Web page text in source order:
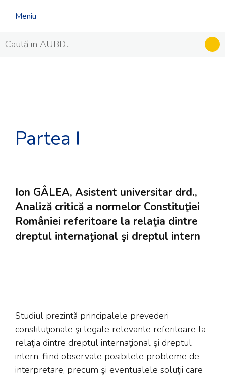
Meniu
Partea I
Ion GÂLEA, Asistent universitar drd.,
Analiză critică a normelor Constituţiei
României referitoare la relaţia dintre
dreptul internaţional şi dreptul intern
Studiul prezintă principalele prevederi
constituţionale şi legale relevante referitoare la
relaţia dintre dreptul internaţional şi dreptul
intern, fiind observate posibilele probleme de
interpretare, precum şi eventualele soluţii care